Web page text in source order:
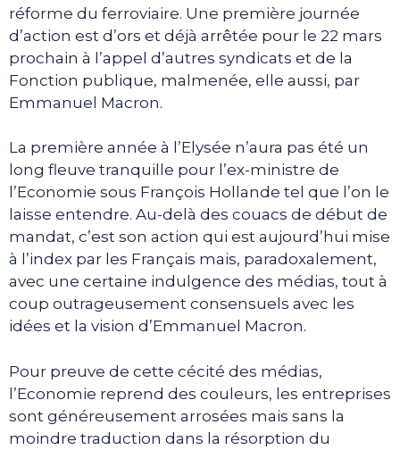
réforme du ferroviaire. Une première journée
d’action est d’ors et déjà arrêtée pour le 22 mars
prochain à l’appel d’autres syndicats et de la
Fonction publique, malmenée, elle aussi, par
Emmanuel Macron.
La première année à l’Elysée n’aura pas été un
long fleuve tranquille pour l’ex-ministre de
l’Economie sous François Hollande tel que l’on le
laisse entendre. Au-delà des couacs de début de
mandat, c’est son action qui est aujourd’hui mise
à l’index par les Français mais, paradoxalement,
avec une certaine indulgence des médias, tout à
coup outrageusement consensuels avec les
idées et la vision d’Emmanuel Macron.
Pour preuve de cette cécité des médias,
l’Economie reprend des couleurs, les entreprises
sont généreusement arrosées mais sans la
moindre traduction dans la résorption du